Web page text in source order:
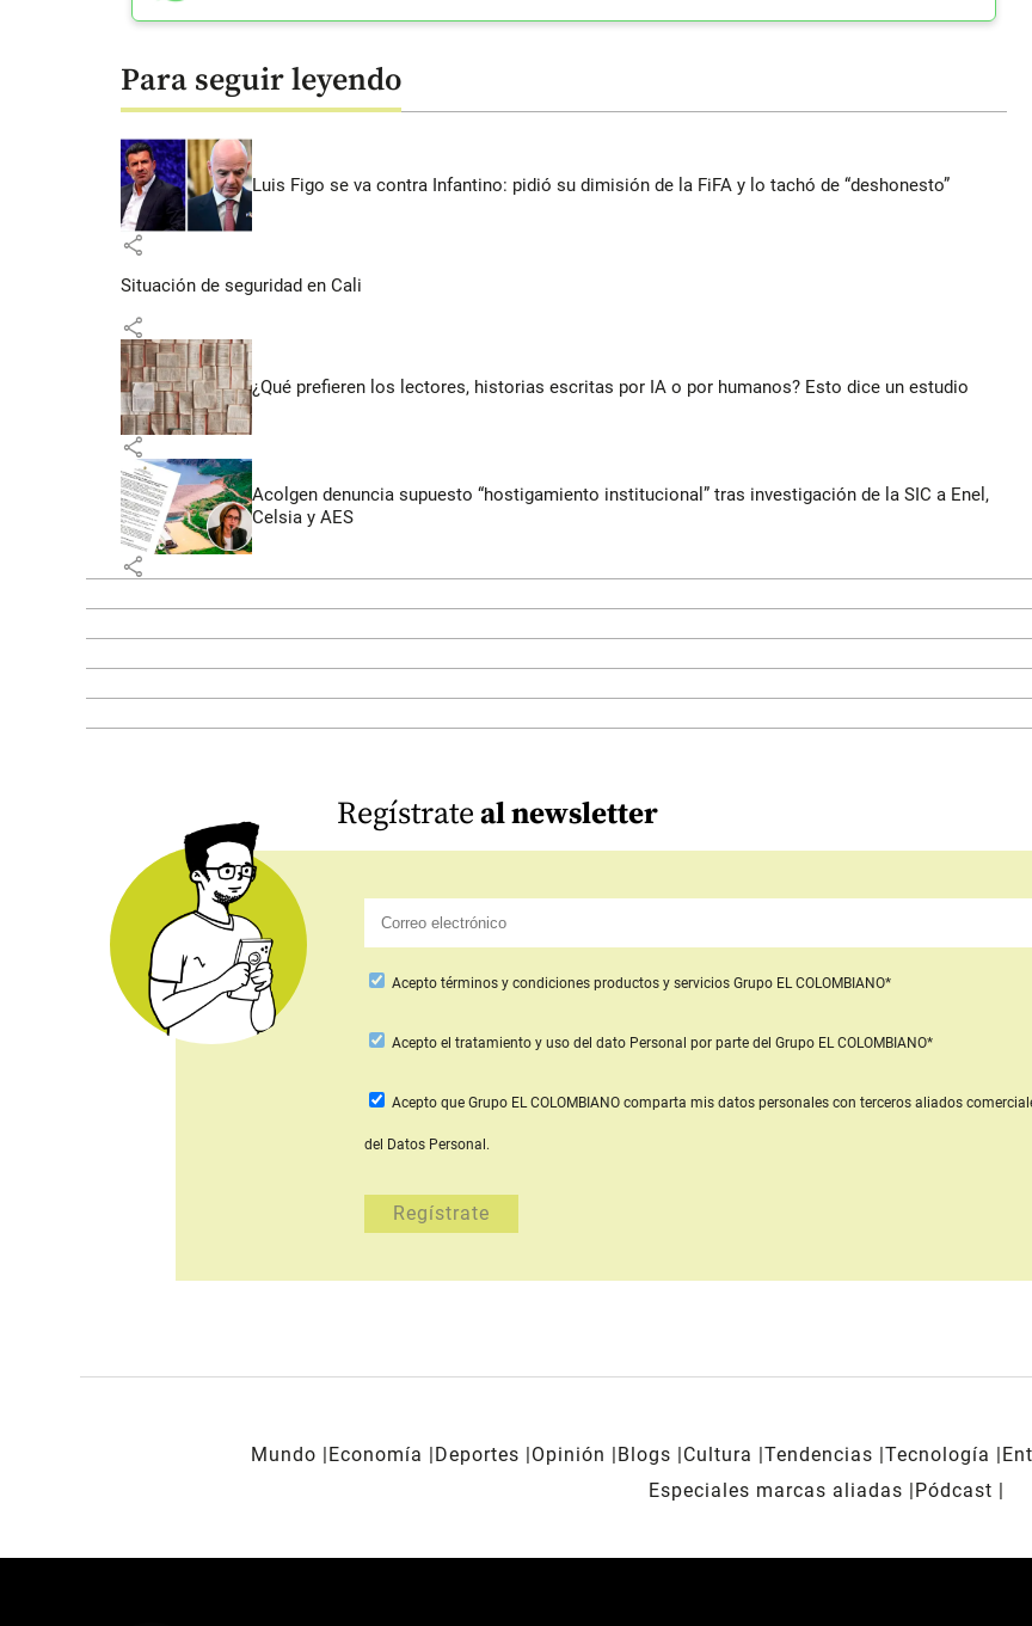
Para seguir leyendo
Luis Figo se va contra Infantino: pidió su dimisión de la FiFA y lo tachó de “deshonesto”
share
Situación de seguridad en Cali
share
¿Qué prefieren los lectores, historias escritas por IA o por humanos? Esto dice un estudio
share
Acolgen denuncia supuesto “hostigamiento institucional” tras investigación de la SIC a Enel,
Celsia y AES
share
Regístrateal newsletter
Acepto términos y condiciones productos y servicios Grupo EL COLOMBIANO*
Aceptoel tratamiento y uso del dato Personal por parte del Grupo EL COLOMBIANO*
Acepto que Grupo EL COLOMBIANO comparta mis datos personales con terceros aliados
del Datos Personal.
Mundo Economía Deportes Opinión Blogs Cultura Tendencias Tecnología
Especiales marcas aliadas
Pódcast